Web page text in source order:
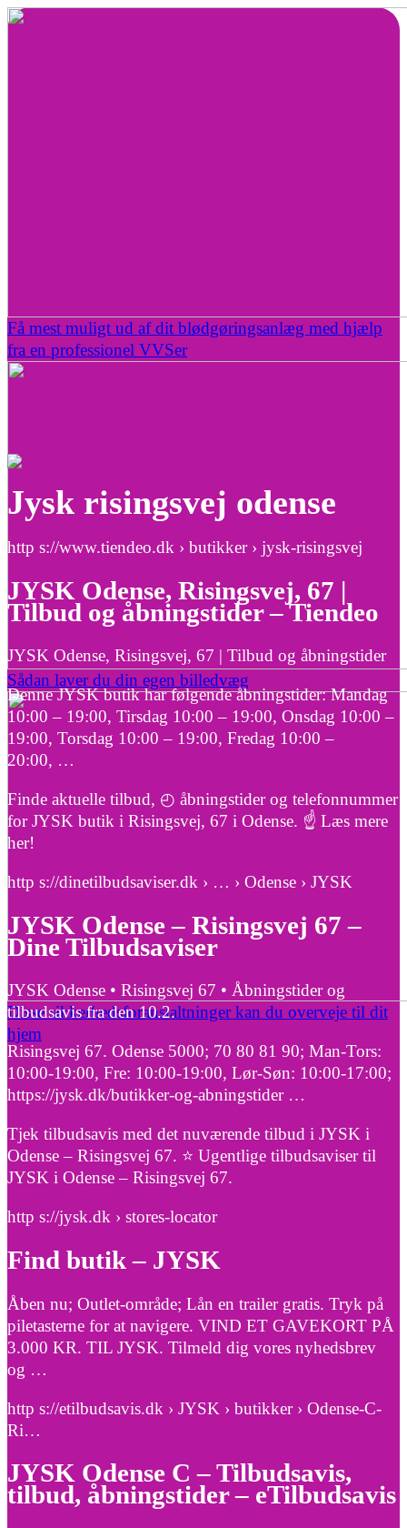
Få mest muligt ud af dit blødgøringsanlæg med hjælp
fra en professionel VVSer
Sådan laver du din egen billedvæg
Disse sikkerhedsforanstaltninger kan du overveje til dit
hjem
Jysk risingsvej odense
http s://www.tiendeo.dk › butikker › jysk-risingsvej
JYSK Odense, Risingsvej, 67 |
Tilbud og åbningstider – Tiendeo
JYSK Odense, Risingsvej, 67 | Tilbud og åbningstider
Denne JYSK butik har følgende åbningstider: Mandag
10:00 – 19:00, Tirsdag 10:00 – 19:00, Onsdag 10:00 –
19:00, Torsdag 10:00 – 19:00, Fredag 10:00 –
20:00, …
Finde aktuelle tilbud, ◴ åbningstider og telefonnummer
for JYSK butik i Risingsvej, 67 i Odense. ☝ Læs mere
her!
http s://dinetilbudsaviser.dk › … › Odense › JYSK
JYSK Odense – Risingsvej 67 –
Dine Tilbudsaviser
JYSK Odense • Risingsvej 67 • Åbningstider og
tilbudsavis fra den 10.2.
Risingsvej 67. Odense 5000; 70 80 81 90; Man-Tors:
10:00-19:00, Fre: 10:00-19:00, Lør-Søn: 10:00-17:00;
https://jysk.dk/butikker-og-abningstider …
Tjek tilbudsavis med det nuværende tilbud i JYSK i
Odense – Risingsvej 67. ⭐ Ugentlige tilbudsaviser til
JYSK i Odense – Risingsvej 67.
http s://jysk.dk › stores-locator
Find butik – JYSK
Åben nu; Outlet-område; Lån en trailer gratis. Tryk på
piletasterne for at navigere. VIND ET GAVEKORT PÅ
3.000 KR. TIL JYSK. Tilmeld dig vores nyhedsbrev
og …
http s://etilbudsavis.dk › JYSK › butikker › Odense-C-
Ri…
JYSK Odense C – Tilbudsavis,
tilbud, åbningstider – eTilbudsavis